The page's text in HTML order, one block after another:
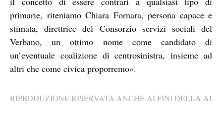
primarie, riteniamo Chiara Fornara, persona capace e
stimata, direttrice del Consorzio servizi sociali del
Verbano, un ottimo nome come candidato di
un’eventuale coalizione di centrosinistra, insieme ad
altri che come civica proporremo».
RIPRODUZIONE RISERVATA ANCHE AI FINI DELLA AI